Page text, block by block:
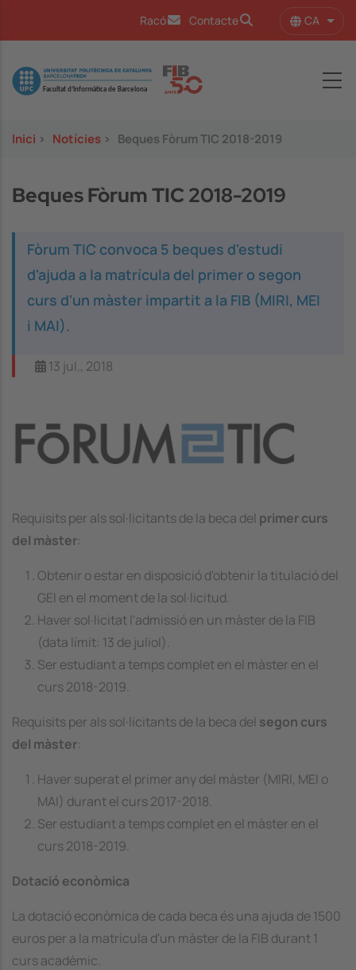
Racó Contacte CA
Image
Inici > Notícies > Beques Fòrum TIC 2018-2019
Beques Fòrum TIC 2018-2019
Fòrum TIC convoca 5 beques d'estudi
d'ajuda a la matrícula del primer o segon
curs d'un màster impartit a la FIB (MIRI, MEI
i MAI).
13 jul., 2018
Requisits per als sol·licitants de la beca del primer curs
del màster:
Obtenir o estar en disposició d'obtenir la titulació del
GEI en el moment de la sol·licitud.
Haver sol·licitat l'admissió en un màster de la FIB
(data límit: 13 de juliol).
Ser estudiant a temps complet en el màster en el
curs 2018-2019.
Requisits per als sol·licitants de la beca del segon curs
del màster:
Haver superat el primer any del màster (MIRI, MEI o
MAI) durant el curs 2017-2018.
Ser estudiant a temps complet en el màster en el
curs 2018-2019.
Dotació econòmica
La dotació econòmica de cada beca és una ajuda de 1500
euros per a la matrícula d'un màster de la FIB durant 1
curs acadèmic.